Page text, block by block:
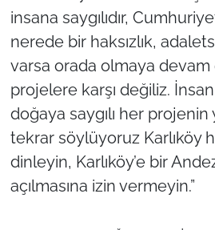
insana saygılıdır,
nerede bir haksızlık,
varsa orada olmaya devam
projelere karşı değiliz.
doğaya saygılı her projenin
tekrar söylüyoruz Karlıköy
dinleyin, Karlıköy’e bir
açılmasına izin vermeyin.”